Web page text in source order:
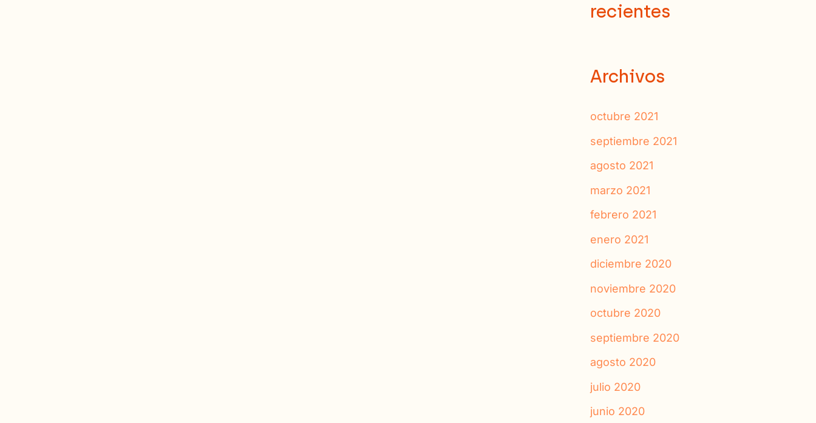
recientes
Archivos
octubre 2021
septiembre 2021
agosto 2021
marzo 2021
febrero 2021
enero 2021
diciembre 2020
noviembre 2020
octubre 2020
septiembre 2020
agosto 2020
julio 2020
junio 2020